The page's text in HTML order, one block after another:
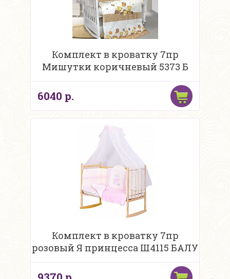
Комплект в кроватку 7пр
Мишутки коричневый 5373 Б
6040 р.
Комплект в кроватку 7пр
розовый Я принцесса Ш4115 БАЛУ